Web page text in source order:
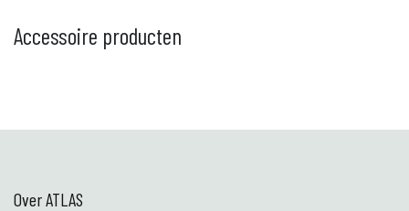
Accessoire producten
Over ATLAS